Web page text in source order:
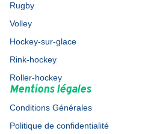
Rugby
Volley
Hockey-sur-glace
Rink-hockey
Roller-hockey
Mentions légales
Conditions Générales
Politique de confidentialité